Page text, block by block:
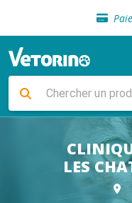
Livraison
Sélection
Livraison
LES